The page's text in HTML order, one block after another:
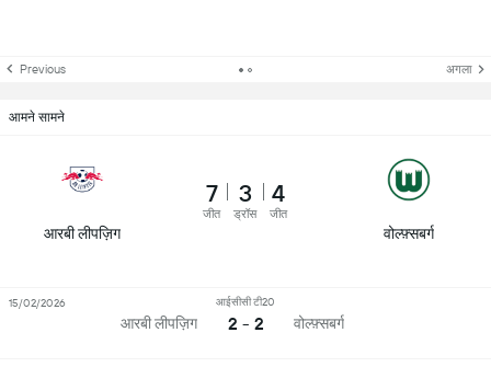
Previous अगला
आमने सामने
आरबी लीपज़िग
7
जीत
3
ड्रॉस
4
जीत
वोल्फ़्सबर्ग
आरबी लीपज़िग
आईसीसी टी20
2 - 2 वोल्फ़्सबर्ग
15/02/2026